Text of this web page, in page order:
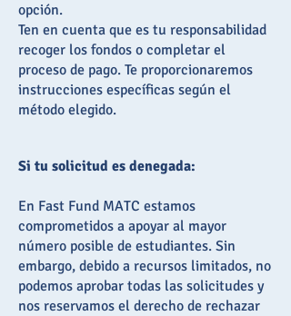
opción.
Ten en cuenta que es tu responsabilidad
recoger los fondos o completar el
proceso de pago. Te proporcionaremos
instrucciones específicas según el
método elegido.
Si tu solicitud es denegada:
En Fast Fund MATC estamos
comprometidos a apoyar al mayor
número posible de estudiantes. Sin
embargo, debido a recursos limitados, no
podemos aprobar todas las solicitudes y
nos reservamos el derecho de rechazar